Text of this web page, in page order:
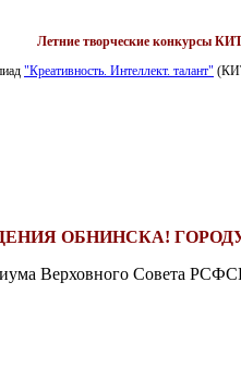
Летние творческие конкурсы
"Креативность. Интеллект. талант"
ОБНИНСКА! ГОРОДУ
Верховного Совета